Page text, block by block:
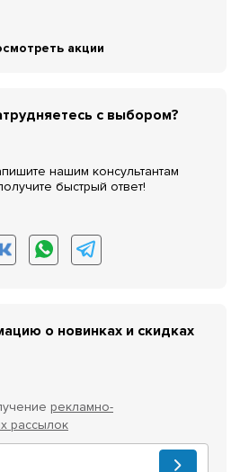
акции
с выбором?
нашим консультантам
быстрый ответ!
о новинках и скидках
рекламно-
рассылок